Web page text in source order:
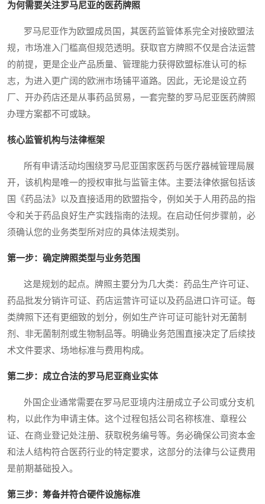
为何需要关注罗马尼亚的医药牌照
罗马尼亚作为欧盟成员国，其医药监管体系完全对接欧盟法
规，市场准入门槛高但规范透明。获取官方牌照不仅是合法运营
的前提，更是企业产品质量、管理能力获得欧盟标准认可的标
志，为进入更广阔的欧洲市场铺平道路。因此，无论是设立药
厂、开办药店还是从事药品贸易，一套完整的罗马尼亚医药牌照
办理方案都不可或缺。
核心监管机构与法律框架
所有申请活动均围绕罗马尼亚国家医药与医疗器械管理局展
开，该机构是唯一的授权审批与监管主体。主要法律依据包括该
国《药品法》以及直接适用的欧盟指令，例如关于人用药品的指
令和关于药品良好生产实践指南的法规。在启动任何步骤前，必
须确认您的业务类型所对应的具体法规类别。
第一步：确定牌照类型与业务范围
这是规划的起点。牌照主要分为几大类：药品生产许可证、
药品批发分销许可证、药店运营许可证以及药品进口许可证。每
类牌照下还有更细致的划分，例如生产许可证可能针对无菌制
剂、非无菌制剂或生物制品等。明确业务范围直接决定了后续技
术文件要求、场地标准与费用构成。
第二步：成立合法的罗马尼亚商业实体
外国企业通常需要在罗马尼亚境内注册成立子公司或分支机
构，以此作为申请主体。这个过程包括公司名称核准、章程公
证、在商业登记处注册、获取税务编号等。务必确保公司资本金
和法人结构符合医药行业的特定要求，这部分的法律与公证费用
是前期基础投入。
第三步：筹备并符合硬件设施标准